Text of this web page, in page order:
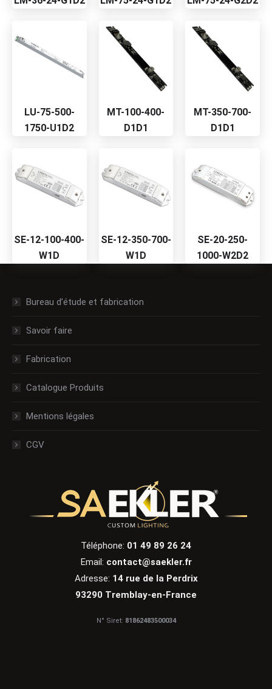
LU-75-500-
1750-U1D2
MT-100-400-
D1D1
MT-350-700-
D1D1
SE-12-100-400-
W1D
SE-12-350-700-
W1D
SE-20-250-
1000-W2D2
Bureau d’étude et fabrication
Savoir faire
Fabrication
Catalogue Produits
Mentions légales
CGV
Téléphone: 01 49 89 26 24
Email: contact@saekler.fr
Adresse: 14 rue de la Perdrix
93290 Tremblay-en-France
N° Siret: 81862483500034